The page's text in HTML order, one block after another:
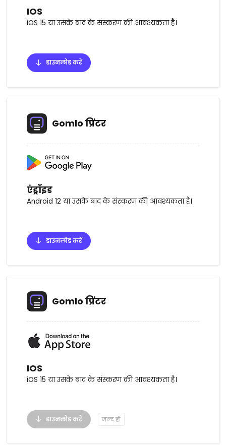
IOS
iOS 15 या उसके बाद के संस्करण की आवश्यकता है।
डाउनलोड करें
Gomlo प्रिंटर
एंड्रॉइड
Android 12 या उसके बाद के संस्करण की आवश्यकता है।
डाउनलोड करें
Gomlo प्रिंटर
IOS
iOS 15 या उसके बाद के संस्करण की आवश्यकता है।
डाउनलोड करें जल्द ही